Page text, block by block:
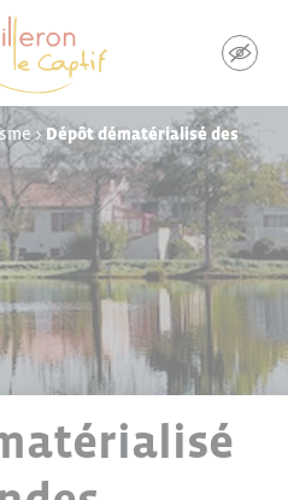
>Dépôt dématérialisé des